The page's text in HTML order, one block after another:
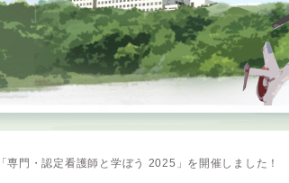
「専門・認定看護師と学ぼう 2025」を開催しました！